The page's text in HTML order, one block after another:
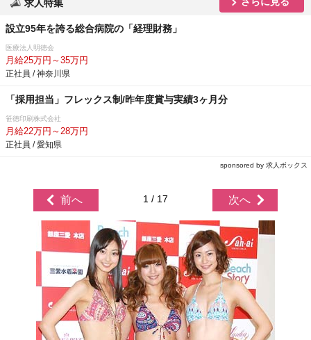
求人特集
設立95年を誇る総合病院の「経理財務」
医療法人明徳会
月給25万円～35万円
正社員 / 神奈川県
「採用担当」フレックス制/昨年度賞与実績3ヶ月分
笹徳印刷株式会社
月給22万円～28万円
正社員 / 愛知県
sponsored by 求人ボックス
前へ 1 / 17 次へ